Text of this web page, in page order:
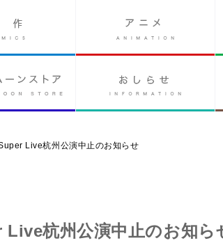
Live杭州公演中止のお知らせ
杭州公演中止のお知ら